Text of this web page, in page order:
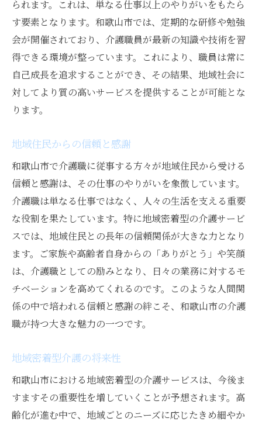
られます。これは、単なる仕事以上のやりがいをもたら
す要素となります。和歌山市では、定期的な研修や勉強
会が開催されており、介護職員が最新の知識や技術を習
得できる環境が整っています。これにより、職員は常に
自己成長を追求することができ、その結果、地域社会に
対してより質の高いサービスを提供することが可能とな
ります。
地域住民からの信頼と感謝
和歌山市で介護職に従事する方々が地域住民から受ける
信頼と感謝は、その仕事のやりがいを象徴しています。
介護職は単なる仕事ではなく、人々の生活を支える重要
な役割を果たしています。特に地域密着型の介護サービ
スでは、地域住民との長年の信頼関係が大きな力となり
ます。ご家族や高齢者自身からの「ありがとう」や笑顔
は、介護職としての励みとなり、日々の業務に対するモ
チベーションを高めてくれるのです。このような人間関
係の中で培われる信頼と感謝の絆こそ、和歌山市の介護
職が持つ大きな魅力の一つです。
地域密着型介護の将来性
和歌山市における地域密着型の介護サービスは、今後ま
すますその重要性を増していくことが予想されます。高
齢化が進む中で、地域ごとのニーズに応じたきめ細やか